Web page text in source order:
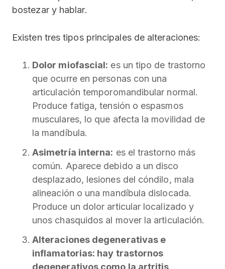
bostezar y hablar.
Existen tres tipos principales de alteraciones:
Dolor miofascial: es un tipo de trastorno
que ocurre en personas con una
articulación temporomandibular normal.
Produce fatiga, tensión o espasmos
musculares, lo que afecta la movilidad de
la mandíbula.
Asimetría interna: es el trastorno más
común. Aparece debido a un disco
desplazado, lesiones del cóndilo, mala
alineación o una mandíbula dislocada.
Produce un dolor articular localizado y
unos chasquidos al mover la articulación.
Alteraciones degenerativas e
inflamatorias: hay trastornos